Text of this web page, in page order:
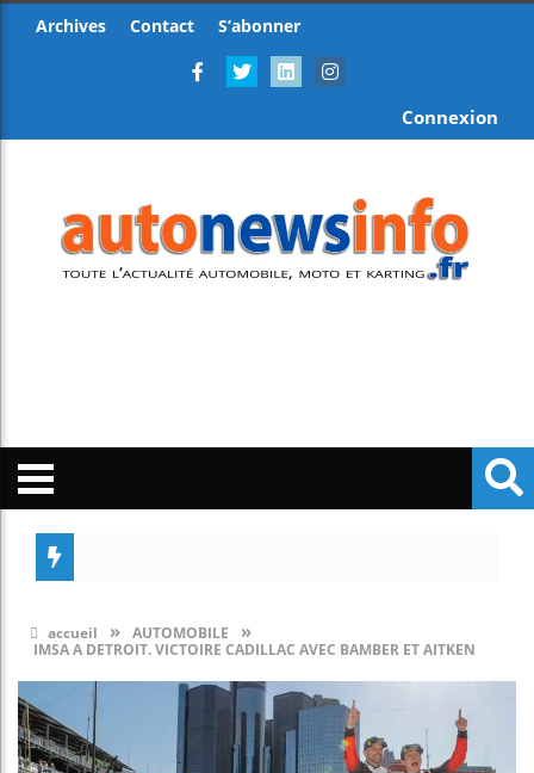
Archives Contact S’abonner
Connexion
accueil » AUTOMOBILE »
IMSA A DETROIT. VICTOIRE CADILLAC AVEC BAMBER ET AITKEN